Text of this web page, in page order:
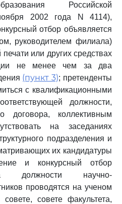
Российской
2002 года N 4114),
отбор объявляется
руководителем филиала)
или других средствах
не менее чем за два
(пункт 3); претенденты
с квалификационными
должности,
договора, коллективным
на заседаниях
подразделения и
их кандидатуры
и конкурсный отбор
должности научно-
проводятся на ученом
совете факультета,